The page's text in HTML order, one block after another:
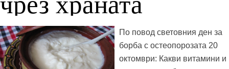
По повод световния ден за
борба с остеопорозата 20
октомври: Какви витамини и